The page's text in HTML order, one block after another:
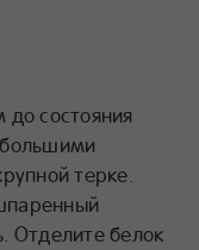
до состояния
терке.
Отделите белок